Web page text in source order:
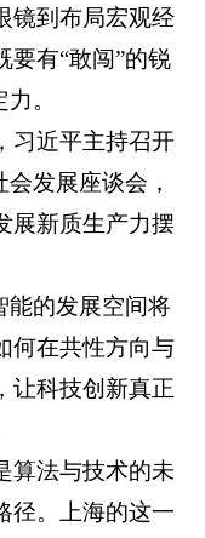
镜到布局宏观经
要有“敢闯”的锐
。
习近平主持召开
发展座谈会，
新质生产力摆
能的发展空间将
何在共性方向与
让科技创新真正
算法与技术的未
径。上海的这一